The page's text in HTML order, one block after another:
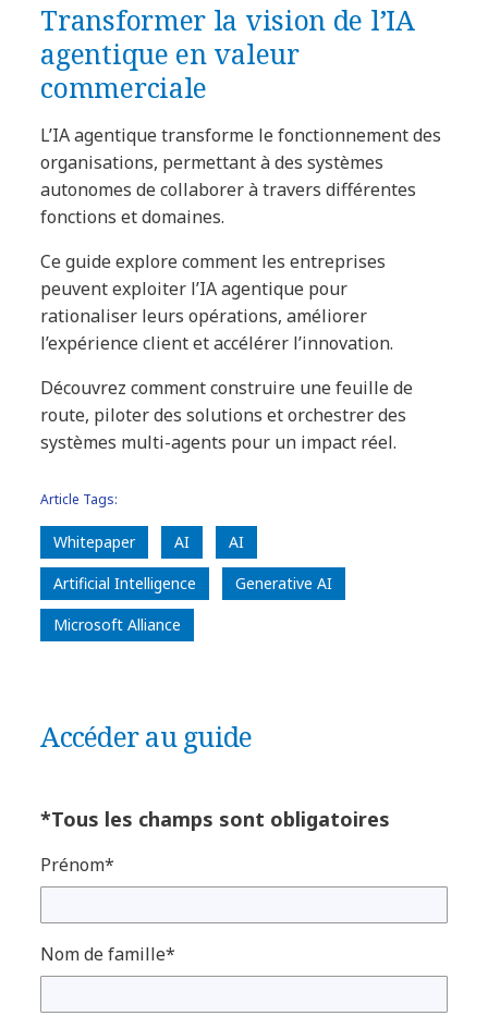
Transformer la vision de l’IA
agentique en valeur
commerciale
L’IA agentique transforme le fonctionnement des
organisations, permettant à des systèmes
autonomes de collaborer à travers différentes
fonctions et domaines.
Ce guide explore comment les entreprises
peuvent exploiter l’IA agentique pour
rationaliser leurs opérations, améliorer
l’expérience client et accélérer l’innovation.
Découvrez comment construire une feuille de
route, piloter des solutions et orchestrer des
systèmes multi-agents pour un impact réel.
Article Tags:
Whitepaper AI
AI
Artificial Intelligence
Generative AI
Microsoft Alliance
Accéder au guide
*Tous les champs sont obligatoires
Prénom*
Nom de famille*